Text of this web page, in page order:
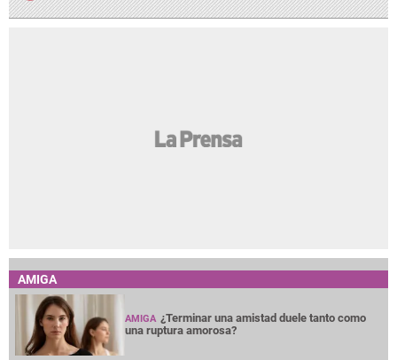
AMIGA
AMIGA ¿Terminar una amistad duele tanto como
una ruptura amorosa?